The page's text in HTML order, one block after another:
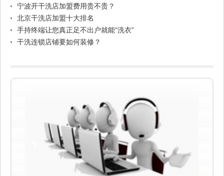
宁波开干洗店加盟费用贵不贵？
北京干洗店加盟十大排名
手持终端让您真正足不出户就能“洗衣”
干洗连锁店铺要如何装修？